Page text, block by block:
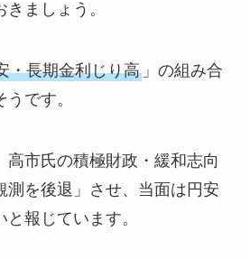
ましょう。
・長期金利じり高」の組み合
です。
高市氏の積極財政・緩和志向
測を後退」させ、当面は円安
報じています。